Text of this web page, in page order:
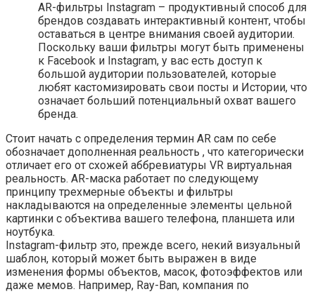
AR-фильтры Instagram – продуктивный способ для
брендов создавать интерактивный контент, чтобы
оставаться в центре внимания своей аудитории.
Поскольку ваши фильтры могут быть применены
к Facebook и Instagram, у вас есть доступ к
большой аудитории пользователей, которые
любят кастомизировать свои посты и Истории, что
означает больший потенциальный охват вашего
бренда.
Стоит начать с определения термин AR сам по себе
обозначает дополненная реальность , что категорически
отличает его от схожей аббревиатуры VR виртуальная
реальность. AR-маска работает по следующему
принципу трехмерные объекты и фильтры
накладываются на определенные элементы цельной
картинки с объектива вашего телефона, планшета или
ноутбука.
Instagram-фильтр это, прежде всего, некий визуальный
шаблон, который может быть выражен в виде
изменения формы объектов, масок, фотоэффектов или
даже мемов. Например, Ray-Ban, компания по